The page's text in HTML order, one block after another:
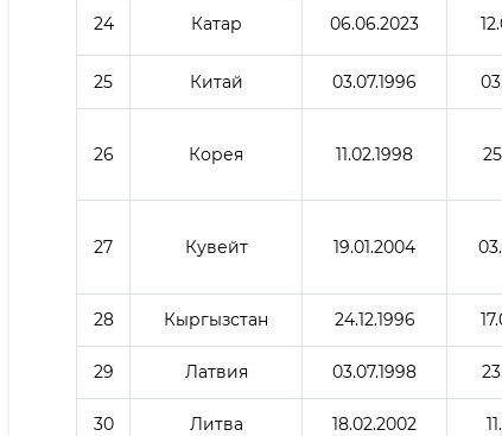
24 Катар 06.06.2023
25 Китай 03.07.1996
26 Корея 11.02.1998
27 Кувейт 19.01.2004
28 Кыргызстан 24.12.1996
29 Латвия 03.07.1998
30 Литва 18.02.2002